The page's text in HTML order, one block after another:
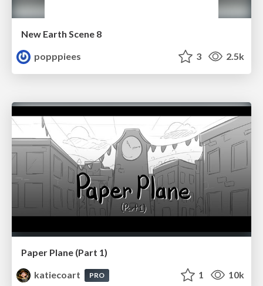
New Earth Scene 8
popppiees
3 2.5k
Paper Plane (Part 1)
katiecoart
PRO 1 10k